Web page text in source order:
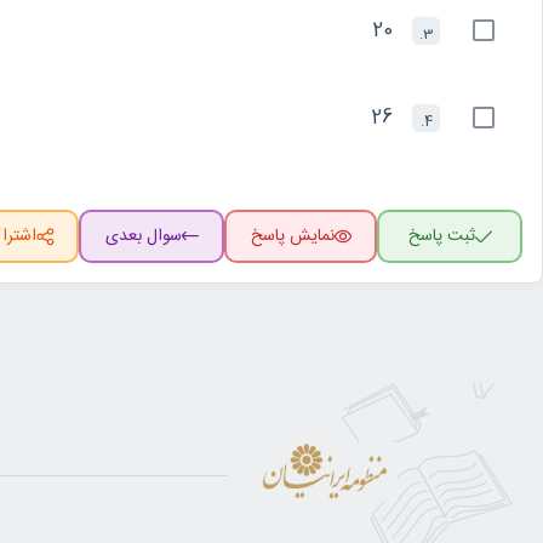
3.
20
4.
26
ثبت پاسخ نمایش پاسخ سوال بعدی